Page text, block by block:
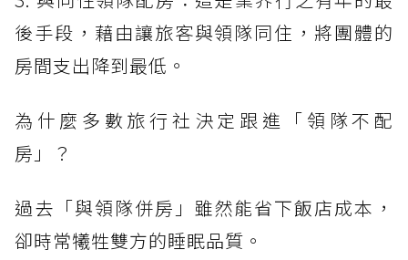
後手段，藉由讓旅客與領隊同住，將團體的
房間支出降到最低。
為什麼多數旅行社決定跟進「領隊不配
房」？
過去「與領隊併房」雖然能省下飯店成本，
卻時常犧牲雙方的睡眠品質。